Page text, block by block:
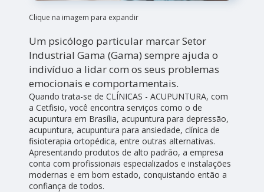
Clique na imagem para expandir
Um psicólogo particular marcar Setor
Industrial Gama (Gama) sempre ajuda o
indivíduo a lidar com os seus problemas
emocionais e comportamentais.
Quando trata-se de CLÍNICAS - ACUPUNTURA, com
a Cetfisio, você encontra serviços como o de
acupuntura em Brasília, acupuntura para depressão,
acupuntura, acupuntura para ansiedade, clínica de
fisioterapia ortopédica, entre outras alternativas.
Apresentando produtos de alto padrão, a empresa
conta com profissionais especializados e instalações
modernas e em bom estado, conquistando então a
confiança de todos.